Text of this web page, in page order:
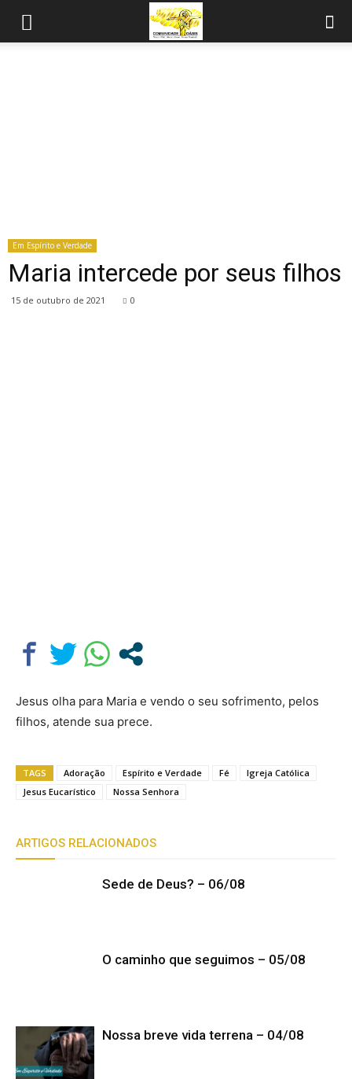
Em Espírito e Verdade
Maria intercede por seus filhos
15 de outubro de 2021 0
Jesus olha para Maria e vendo o seu sofrimento, pelos
filhos, atende sua prece.
TAGS Adoração Espírito e Verdade Fé
Igreja Católica
Jesus Eucarístico
Nossa Senhora
ARTIGOS RELACIONADOS
Sede de Deus? – 06/08
O caminho que seguimos – 05/08
Nossa breve vida terrena – 04/08